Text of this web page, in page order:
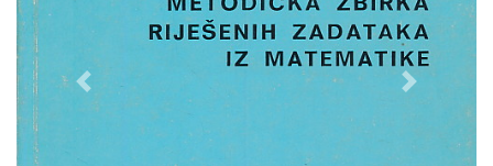
Previous Next